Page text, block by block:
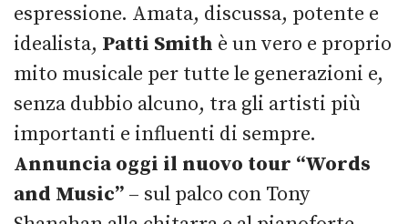
espressione. Amata, discussa, potente e
idealista, Patti Smith è un vero e proprio
mito musicale per tutte le generazioni e,
senza dubbio alcuno, tra gli artisti più
importanti e influenti di sempre.
Annuncia oggi il nuovo tour “Words
and Music” – sul palco con Tony